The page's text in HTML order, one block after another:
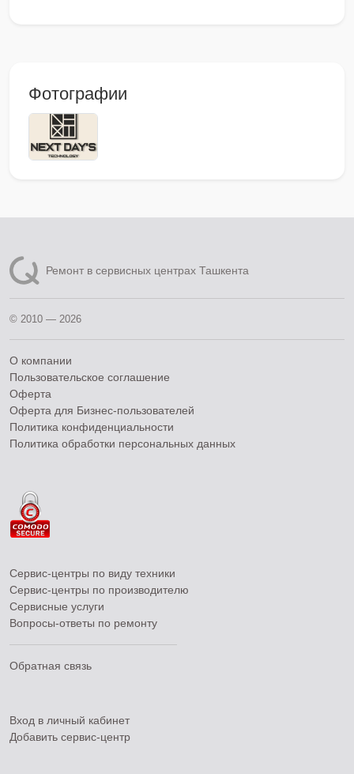
Фотографии
Ремонт в сервисных центрах Ташкента
© 2010 — 2026
О компании
Пользовательское соглашение
Оферта
Оферта для Бизнес-пользователей
Политика конфиденциальности
Политика обработки персональных данных
Сервис-центры по виду техники
Сервис-центры по производителю
Сервисные услуги
Вопросы-ответы по ремонту
Обратная связь
Вход в личный кабинет
Добавить сервис-центр